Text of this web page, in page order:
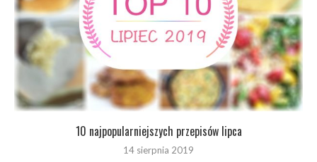
10 najpopularniejszych przepisów lipca
14 sierpnia 2019